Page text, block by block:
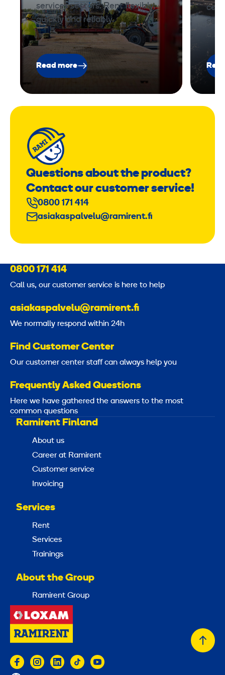
services sectors. Rent flexibly,
quickly and reliably.
Read more
Questions about the product?
Contact our customer service!
0800 171 414
asiakaspalvelu@ramirent.fi
0800 171 414
Call us, our customer service is here to help
asiakaspalvelu@ramirent.fi
We normally respond within 24h
Find Customer Center
Our customer center staff can always help you
Frequently Asked Questions
Here we have gathered the answers to the most
common questions
Ramirent Finland
About us
Career at Ramirent
Customer service
Invoicing
Services
Rent
Services
Trainings
About the Group
Ramirent Group
Back